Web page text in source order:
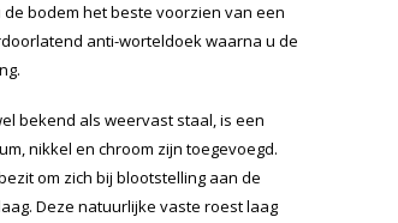
bodem het beste voorzien van een
anti-worteldoek waarna u de
bekend als weervast staal, is een
nikkel en chroom zijn toegevoegd.
om zich bij blootstelling aan de
Deze natuurlijke vaste roest laag